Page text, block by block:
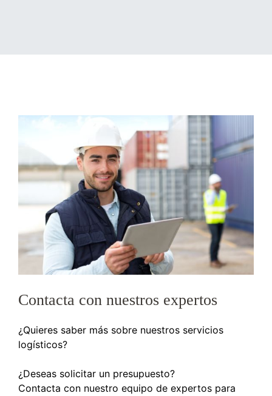
Contacta con nuestros expertos
¿Quieres saber más sobre nuestros servicios
logísticos?
¿Deseas solicitar un presupuesto?
Contacta con nuestro equipo de expertos para